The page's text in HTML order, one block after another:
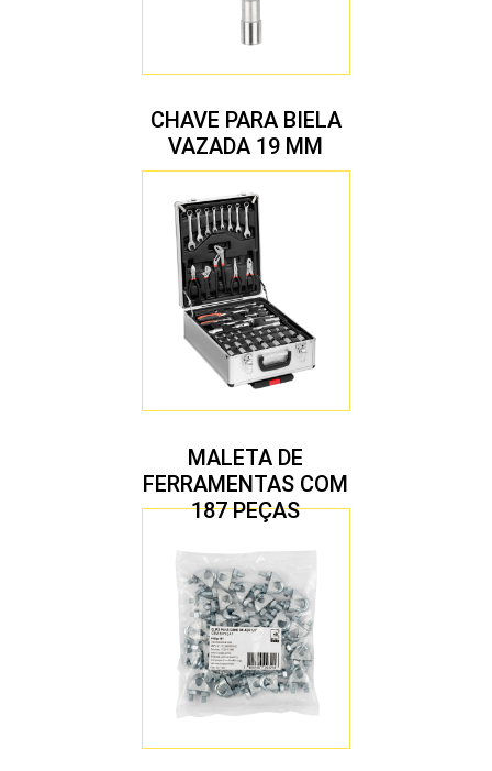
CHAVE PARA BIELA
VAZADA 19 MM
MALETA DE
FERRAMENTAS COM
187 PEÇAS